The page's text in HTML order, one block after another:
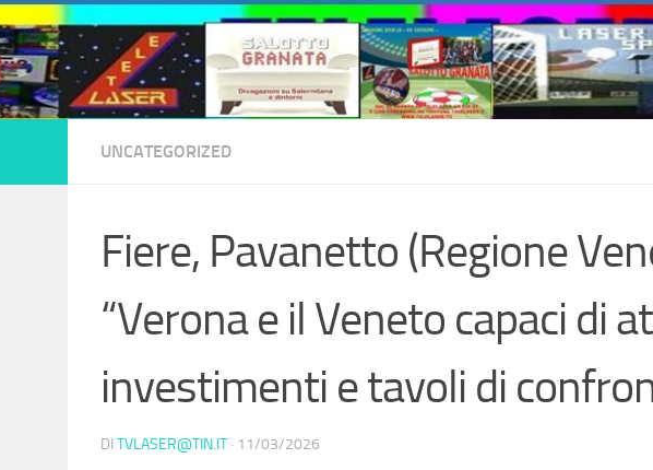
UNCATEGORIZED
Fiere, Pavanetto (Regione
“Verona e il Veneto capaci di
investimenti e tavoli di
DI TVLASER@TIN.IT · 11/03/2026